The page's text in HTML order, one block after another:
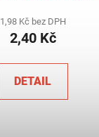
1,98 Kč bez DPH
2,40 Kč
DETAIL